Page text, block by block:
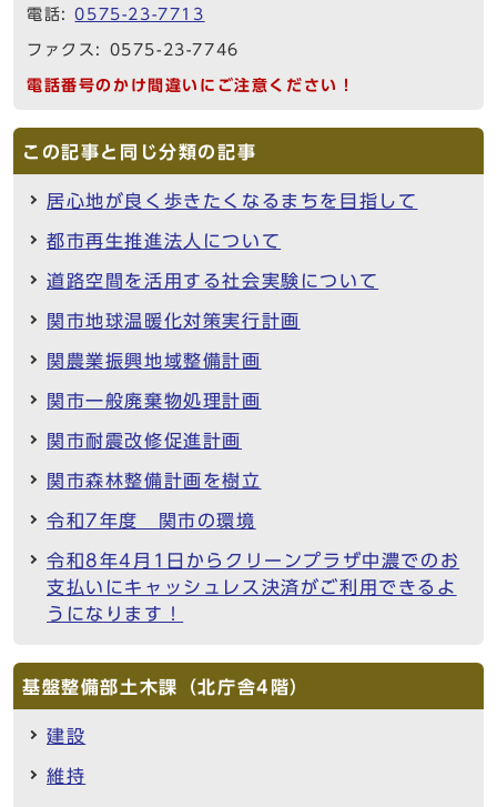
電話:0575-23-7713
ファクス: 0575-23-7746
電話番号のかけ間違いにご注意ください！
この記事と同じ分類の記事
居心地が良く歩きたくなるまちを目指して
都市再生推進法人について
道路空間を活用する社会実験について
関市地球温暖化対策実行計画
関農業振興地域整備計画
関市一般廃棄物処理計画
関市耐震改修促進計画
関市森林整備計画を樹立
令和7年度 関市の環境
令和8年4月1日からクリーンプラザ中濃でのお
支払いにキャッシュレス決済がご利用できるよ
うになります！
基盤整備部土木課（北庁舎4階）
建設
維持